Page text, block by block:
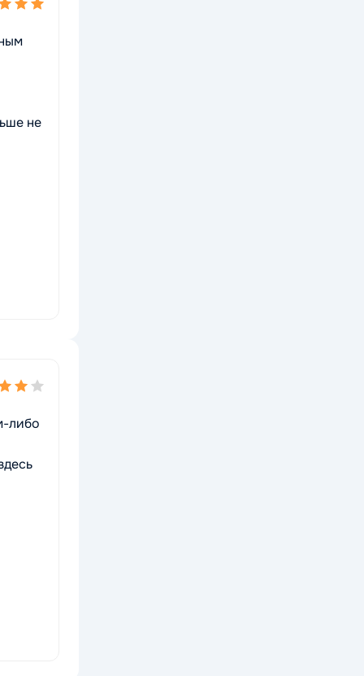
не
либо